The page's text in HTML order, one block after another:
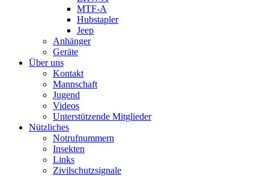
MTF-A
Hubstapler
Jeep
Anhänger
Geräte
Über uns
Kontakt
Mannschaft
Jugend
Videos
Unterstützende Mitglieder
Nützliches
Notrufnummern
Insekten
Links
Zivilschutzsignale